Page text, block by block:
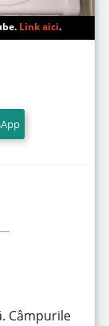
Link aici.
Câmpurile